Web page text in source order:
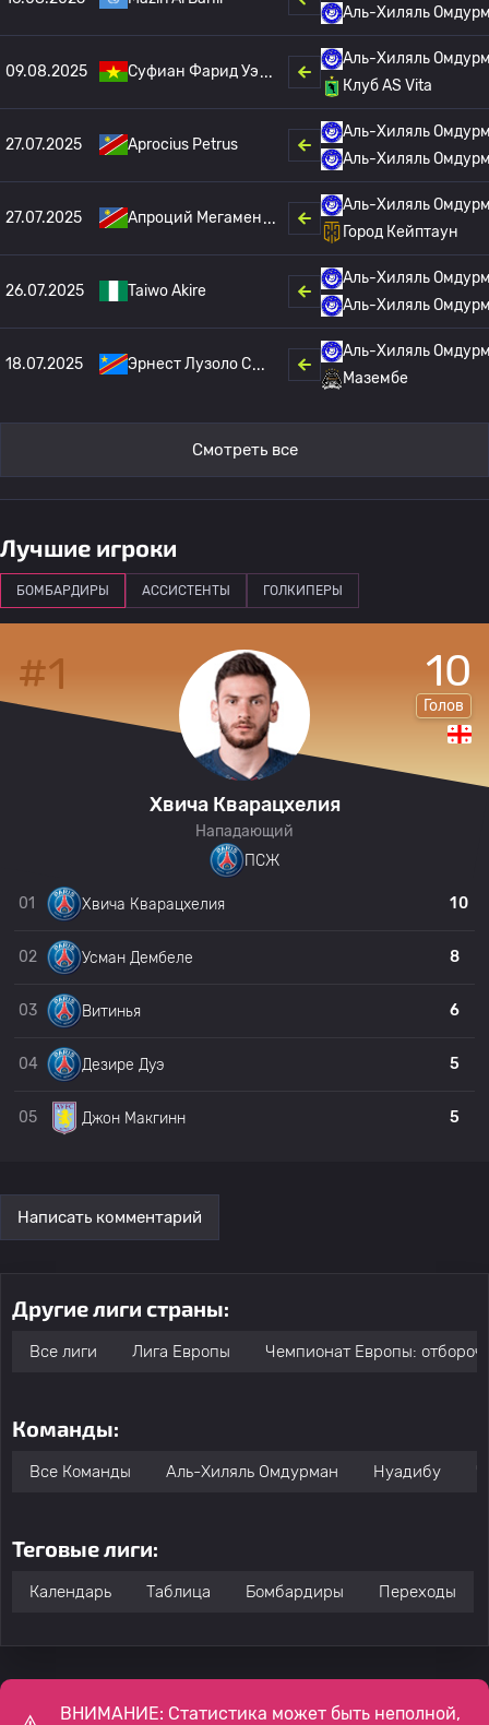
Аль-Хиляль
09.08.2025 Суфиан Фарид Уэ
Аль-Хиляль
Клуб AS Vita
27.07.2025 Aprocius Petrus
Аль-Хиляль
Аль-Хиляль
27.07.2025 Апроций Мегамен
Аль-Хиляль
Город Кейптаун
26.07.2025 Taiwo Akire
Аль-Хиляль
Аль-Хиляль
18.07.2025 Эрнест Лузоло С
Аль-Хиляль
Мазембе
Смотреть все
Лучшие игроки
БОМБАРДИРЫ АССИСТЕНТЫ ГОЛКИПЕРЫ
#1
Хвича Кварацхелия
Нападающий
ПСЖ
10
Голов
01 Хвича Кварацхелия 10
02 Усман Дембеле 8
03 Витинья 6
04 Дезире Дуэ 5
05 Джон Макгинн 5
Написать комментарий
Другие лиги страны:
Все лиги Лига Европы Чемпионат Европы:
Команды:
Все Команды Аль-Хиляль Омдурман Нуадибу
Теговые лиги:
Календарь Таблица Бомбардиры Переходы
ВНИМАНИЕ: Статистика может быть неполной,